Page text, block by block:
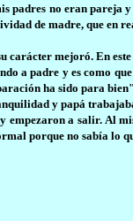
padres no eran pareja
de madre, que en
carácter mejoró. En
a padre y es como
ha sido para
y papá
empezaron a salir. Al
porque no sabía lo